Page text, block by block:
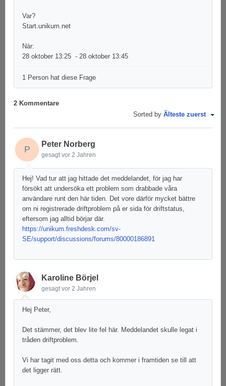
Var?
Start.unikum.net
När:
28 oktober 13:25 - 28 oktober 13:45
1 Person hat diese Frage
2 Kommentare
Sorted by Älteste zuerst
P
Peter Norberg
gesagtvor 2 Jahren
Hej! Vad tur att jag hittade det meddelandet, för jag har
försökt att undersöka ett problem som drabbade våra
användare runt den här tiden. Det vore därför mycket bättre
om ni registrerade driftproblem på er sida för driftstatus,
eftersom jag alltid börjar där.
https://unikum.freshdesk.com/sv-
SE/support/discussions/forums/80000186891
Karoline Börjel
gesagtvor 2 Jahren
Hej Peter,
Det stämmer, det blev lite fel här. Meddelandet skulle legat i
tråden driftproblem.
Vi har tagit med oss detta och kommer i framtiden se till att
det ligger rätt.